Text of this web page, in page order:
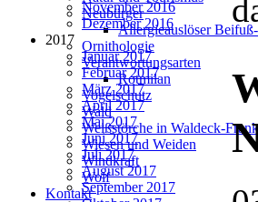
Neubürger
Allergieauslöser
Ornithologie
Verantwortungsarten
Rotmilan
Vogelschutz
Wald
Weißstörche in Waldeck-
Wiesen und Weiden
Windkraft
Wolf
Kontakt
November 2016
Dezember 2016
2017
Januar 2017
Februar 2017
März 2017
April 2017
Mai 2017
Juni 2017
Juli 2017
August 2017
September 2017